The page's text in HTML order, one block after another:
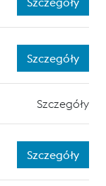
Szczegóły
Szczegóły
Szczegóły